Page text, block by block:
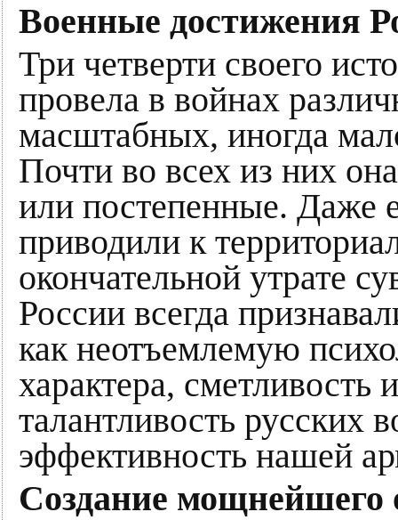
Военные достижения
Три четверти своего
провела в войнах
масштабных, иногда
Почти во всех из них
или постепенные. Даже
приводили к
окончательной утрате
России всегда
как неотъемлемую
характера,
талантливость русских
эффективность нашей
Создание мощнейшего